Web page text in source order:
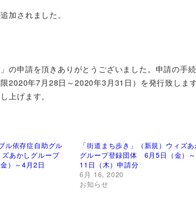
加されました。
の申請を頂きありがとうございました。申請の手
2020年7月28日～2020年3月31日）を発行致しま
上げます。
ル依存症自助グル
あかしグループ
）～4月2日
「街道まち歩き」（新規）ウィズあ
グループ登録団体 6月5日（金）～
11日（木）申請分
6月 16, 2020
お知らせ